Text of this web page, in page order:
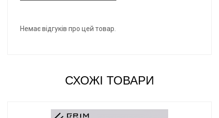
Немає відгуків про цей товар.
СХОЖІ ТОВАРИ